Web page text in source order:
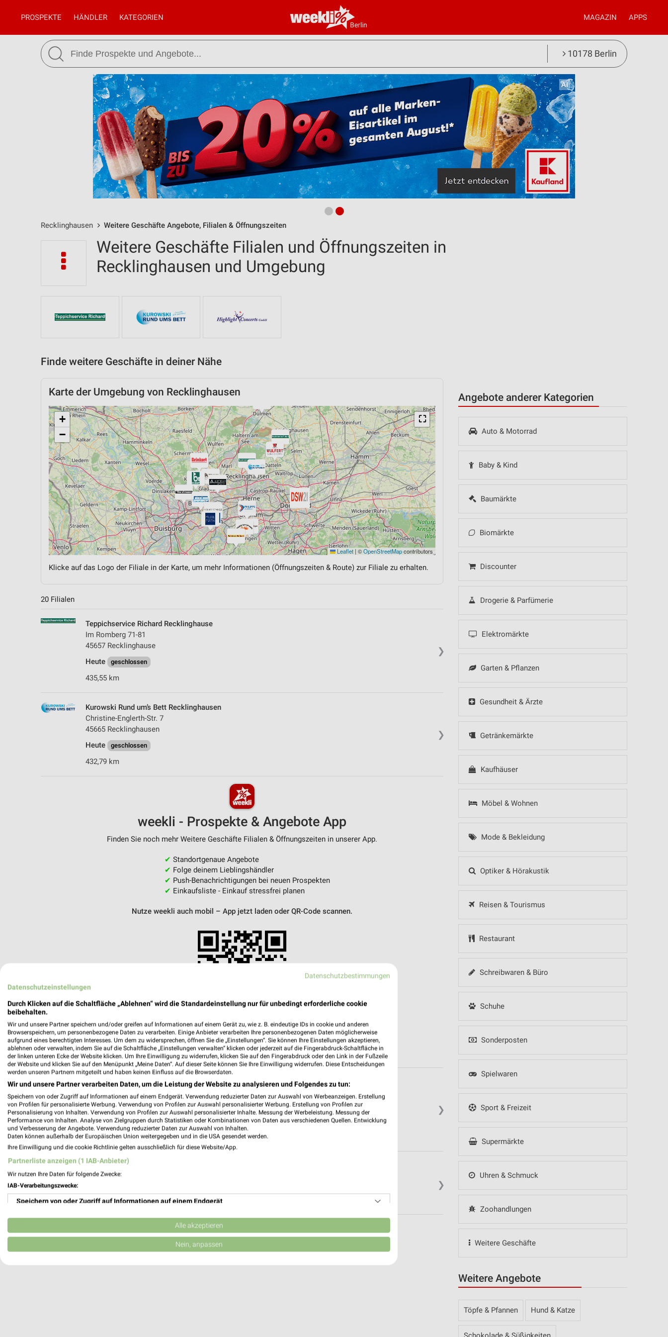
Berlin
PROSPEKTE HÄNDLER KATEGORIEN MAGAZIN APPS
10178 Berlin
Recklinghausen Weitere Geschäfte Angebote, Filialen & Öffnungszeiten
Angebote anderer Kategorien
Auto & Motorrad
Baby & Kind
Baumärkte
Biomärkte
Discounter
Drogerie & Parfümerie
Elektromärkte
Garten & Pflanzen
Gesundheit & Ärzte
Getränkemärkte
Kaufhäuser
Möbel & Wohnen
Mode & Bekleidung
Optiker & Hörakustik
Reisen & Tourismus
Restaurant
Schreibwaren & Büro
Schuhe
Sonderposten
Spielwaren
Sport & Freizeit
Supermärkte
Uhren & Schmuck
Zoohandlungen
Weitere Geschäfte
Weitere Angebote
Töpfe & Pfannen Hund & Katze
Weitere Geschäfte Filialen und Öffnungszeiten in
Recklinghausen und Umgebung
Finde weitere Geschäfte in deiner Nähe
Karte der Umgebung von Recklinghausen
⛶
+
−
Leaflet | ©OpenStreetMapcontributors
Klicke auf das Logo der Filiale in der Karte, um mehr Informationen (Öffnungszeiten & Route) zur Filiale zu erhalten.
20 Filialen
❯
Teppichservice Richard Recklinghause
Im Romberg 71-81
45657 Recklinghause
Heute
geschlossen
435,55 km
❯
Kurowski Rund um’s Bett Recklinghausen
Christine-Englerth-Str. 7
45665 Recklinghausen
Heute
geschlossen
432,79 km
weekli - Prospekte & Angebote App
Finden Sie noch mehr Weitere Geschäfte Filialen & Öffnungszeiten in unserer App.
✔ Standortgenaue Angebote
✔ Folge deinem Lieblingshändler
✔ Push-Benachrichtigungen bei neuen Prospekten
✔ Einkaufsliste - Einkauf stressfrei planen
Nutze weekli auch mobil – App jetzt laden oder QR-Code scannen.
❯
Wulfert Bad & Heizung Datteln
Industriestraße 4
45711 Datteln
Heute geschlossen
424,21 km
❯
Ar­ti­fex Me­tall­bau Gel­sen­kir­chen
Ho­b­a­cke­str. 93
448,68 km
Datenschutzbestimmungen
Datenschutzeinstellungen
Durch Klicken auf die Schaltfläche „Ablehnen“ wird die Standardeinstellung nur für unbedingt erforderliche cookie
beibehalten.
Wir und unsere Partner speichern und/oder greifen auf Informationen auf einem Gerät zu, wie z. B. eindeutige IDs in cookie und anderen
Browserspeichern, um personenbezogene Daten zu verarbeiten. Einige Anbieter verarbeiten Ihre personenbezogenen Daten möglicherweise
aufgrund eines berechtigten Interesses. Um dem zu widersprechen, öffnen Sie die „Einstellungen“. Sie können Ihre Einstellungen akzeptieren,
ablehnen oder verwalten, indem Sie auf die Schaltfläche „Einstellungen verwalten“ klicken oder jederzeit auf die Fingerabdruck-Schaltfläche in
der linken unteren Ecke der Website klicken. Um Ihre Einwilligung zu widerrufen, klicken Sie auf den Fingerabdruck oder den Link in der Fußzeile
der Website und klicken Sie auf den Menüpunkt „Meine Daten“. Auf dieser Seite können Sie Ihre Einwilligung widerrufen. Diese Entscheidungen
werden unseren Partnern mitgeteilt und haben keinen Einfluss auf die Browserdaten.
Wir und unsere Partner verarbeiten Daten, um die Leistung der Website zu analysieren und Folgendes zu tun:
Speichern von oder Zugriff auf Informationen auf einem Endgerät. Verwendung reduzierter Daten zur Auswahl von Werbeanzeigen. Erstellung
von Profilen für personalisierte Werbung. Verwendung von Profilen zur Auswahl personalisierter Werbung. Erstellung von Profilen zur
Personalisierung von Inhalten. Verwendung von Profilen zur Auswahl personalisierter Inhalte. Messung der Werbeleistung. Messung der
Performance von Inhalten. Analyse von Zielgruppen durch Statistiken oder Kombinationen von Daten aus verschiedenen Quellen. Entwicklung
und Verbesserung der Angebote. Verwendung reduzierter Daten zur Auswahl von Inhalten.
Daten können außerhalb der Europäischen Union weitergegeben und in die USA gesendet werden.
Ihre Einwilligung und die cookie Richtlinie gelten ausschließlich für diese Website/App.
Partnerliste anzeigen (1 IAB-Anbieter)
Wir nutzen Ihre Daten für folgende Zwecke:
IAB-Verarbeitungszwecke:
Speichern von oder Zugriff auf Informationen auf einem Endgerät
Verwendung reduzierter Daten zur Auswahl von Werbeanzeigen
Erstellung von Profilen für personalisierte Werbung
Alle akzeptieren
Nein, anpassen